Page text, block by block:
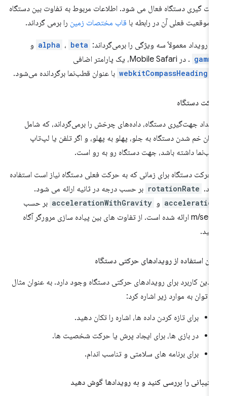
گیری دستگاه فعال می شود. اطلاعات مربوط به تفاوت بین دستگاه
موقعیت فعلی آن در رابطه باقاب مختصات زمینرا برمی گرداند.
رویداد معمولاً سه ویژگی را برمی‌گرداند: alpha ، beta و
. در Mobile Safari، یک پارامتر اضافی
webkitCompassHeading با عنوان قطب‌نما برگردانده می‌شود.
دستگاه
جهت‌گیری دستگاه، داده‌های چرخش را برمی‌گرداند، که شامل
خم شدن دستگاه به جلو، پهلو به پهلو، و اگر تلفن یا لپ‌تاپ
داشته باشد، جهت دستگاه رو به رو است.
حرکت دستگاه برای زمانی که به حرکت فعلی دستگاه نیاز است استفاده
rotationRate بر حسب درجه در ثانیه ارائه می شود.
و accelerationWithGravity بر حسب
m/secارائه شده است. از تفاوت های بین پیاده سازی مرورگر آگاه
استفاده از رویدادهای حرکتی دستگاه
کاربرد برای رویدادهای حرکتی دستگاه وجود دارد. به عنوان مثال
توان به موارد زیر اشاره کرد:
برای تازه کردن داده ها، اشاره را تکان دهید.
در بازی ها، برای ایجاد پرش یا حرکت شخصیت ها.
برای برنامه های سلامتی و تناسب اندام.
را بررسی کنید و به رویدادها گوش دهید